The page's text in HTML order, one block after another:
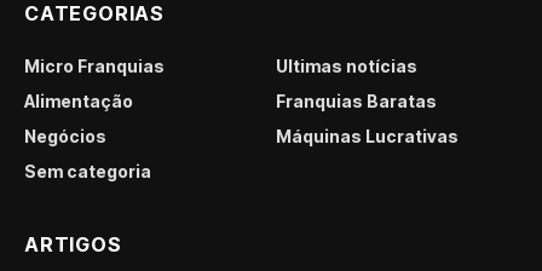
CATEGORIAS
Micro Franquias
Últimas notícias
Alimentação
Franquias Baratas
Negócios
Máquinas Lucrativas
Sem categoria
ARTIGOS